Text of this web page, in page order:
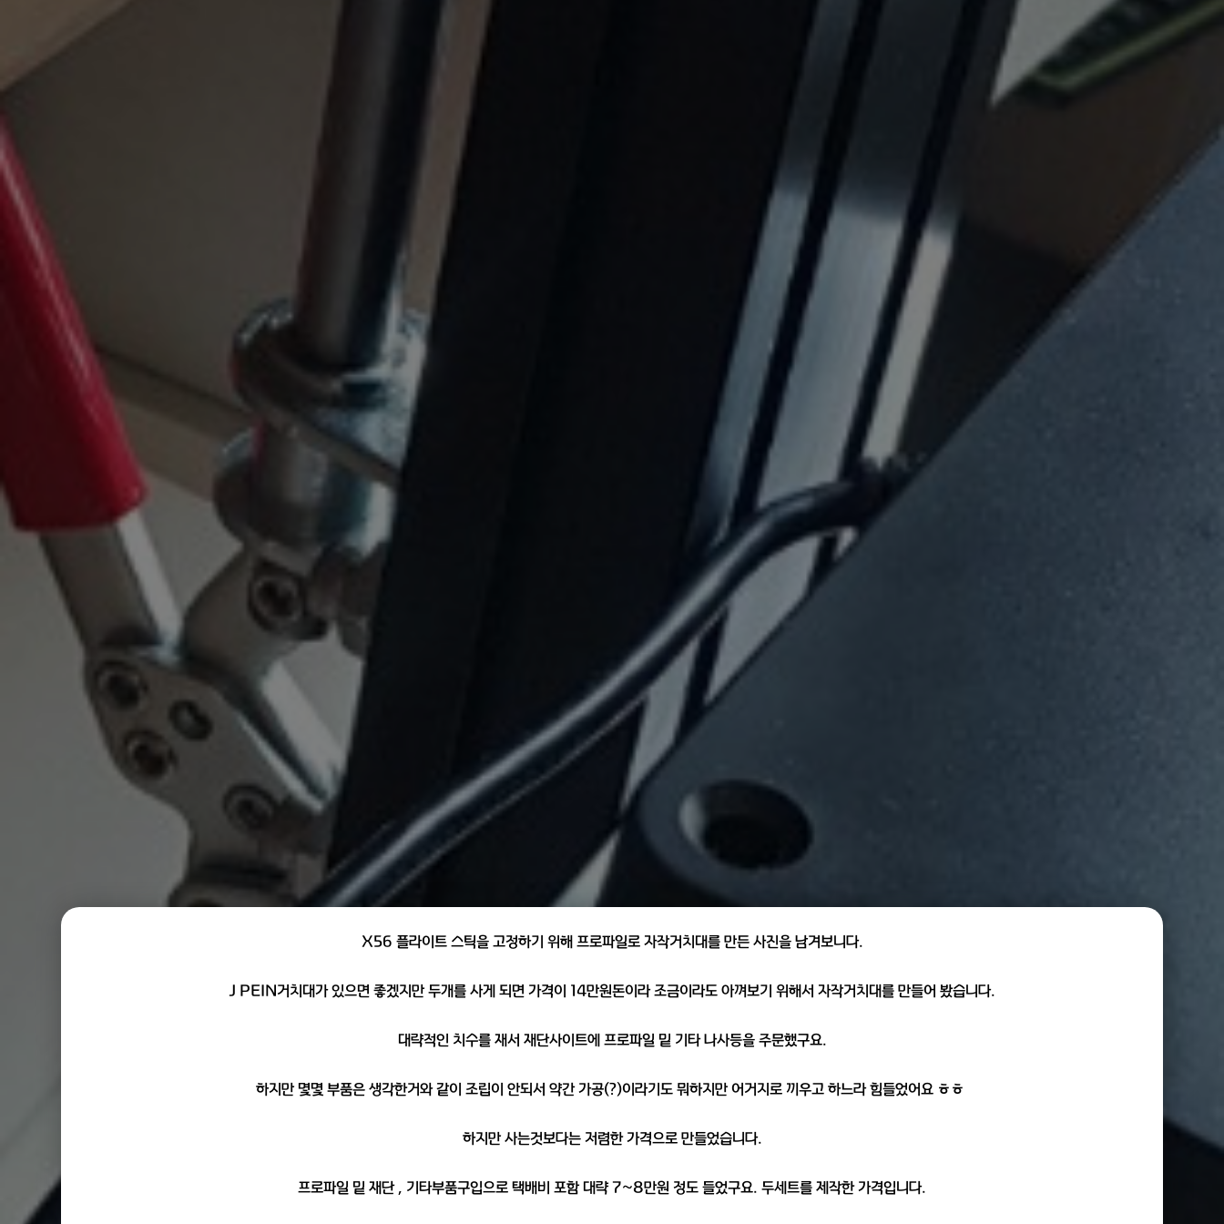
X56 플라이트 스틱을 고정하기 위해 프로파일로 자작거치대를 만든 사진을 남겨보니다.
J PEIN거치대가 있으면 좋겠지만 두개를 사게 되면 가격이 14만원돈이라 조금이라도 아껴보기 위해서 자작거치대를 만들어 봤습니다.
대략적인 치수를 재서 재단사이트에 프로파일 밑 기타 나사등을 주문했구요.
하지만 몇몇 부품은 생각한거와 같이 조립이 안되서 약간 가공(?)이라기도 뭐하지만 어거지로 끼우고 하느라 힘들었어요 ㅎㅎ
하지만 사는것보다는 저렴한 가격으로 만들었습니다.
프로파일 밑 재단 , 기타부품구입으로 택배비 포함 대략 7~8만원 정도 들었구요. 두세트를 제작한 가격입니다.